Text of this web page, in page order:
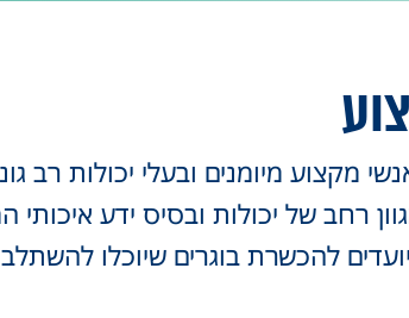
מיומנים ובעלי יכולות רב
רחב של יכולות ובסיס ידע
להכשרת בוגרים שיוכלו